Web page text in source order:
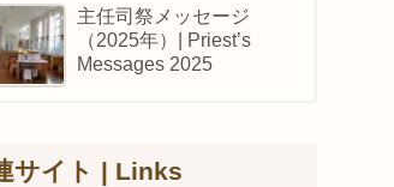
主任司祭メッセージ
（2025年）| Priest’s
Messages 2025
サイト | Links